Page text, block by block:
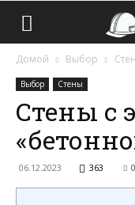
Домой Выбор
Выбор Стены
Стены с
06.12.2023 363 0